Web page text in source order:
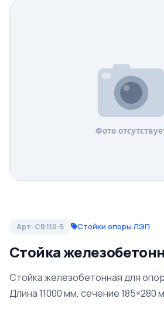
Арт: СВ 110-5 Стойки опоры ЛЭП
Стойка
Стойка железобетонная для
Длина 11000 мм, сечение 185×280